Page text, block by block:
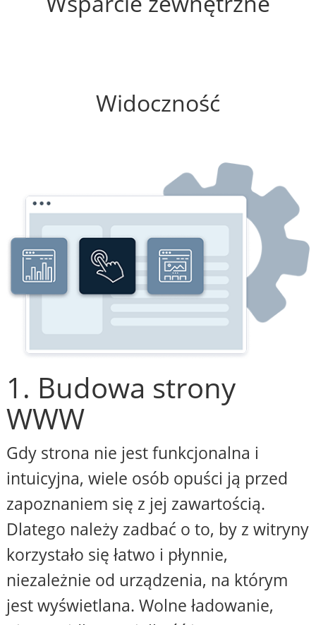
Widoczność
1. Budowa strony
WWW
Gdy strona nie jest funkcjonalna i
intuicyjna, wiele osób opuści ją przed
zapoznaniem się z jej zawartością.
Dlatego należy zadbać o to, by z witryny
korzystało się łatwo i płynnie,
niezależnie od urządzenia, na którym
jest wyświetlana. Wolne ładowanie,